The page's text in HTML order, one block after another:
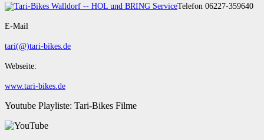
Telefon 06227-359640
E-Mail
tari(@)tari-bikes.de
Webseite:
www.tari-bikes.de
Youtube Playliste: Tari-Bikes Filme